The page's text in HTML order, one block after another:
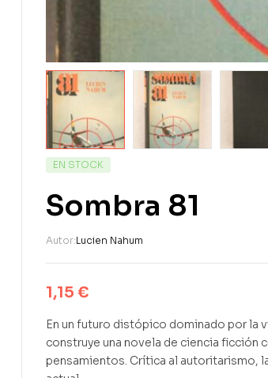
EN STOCK
Sombra 81
Autor:Lucien Nahum
1,15 €
En un futuro distópico dominado por la
construye una novela de ciencia
pensamientos. Crítica al autoritarismo,